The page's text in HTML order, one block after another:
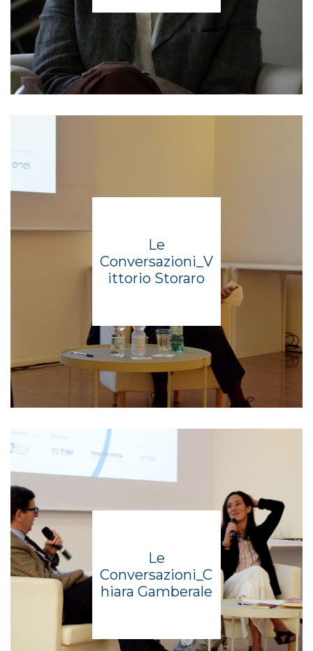
Le
Conversazioni_V
ittorio Storaro
Le
Conversazioni_C
hiara Gamberale